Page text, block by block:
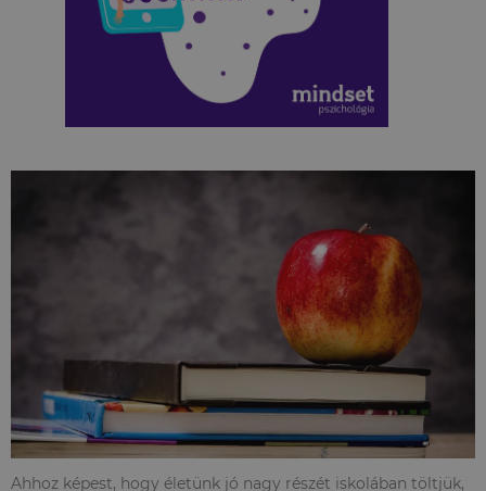
Ahhoz képest, hogy életünk jó nagy részét iskolában töltjük,